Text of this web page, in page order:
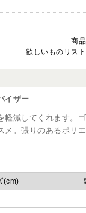
商
欲しいものリス
イザー
軽減してくれます。
メ。張りのあるポリ
(cm)